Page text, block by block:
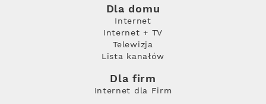
Dla domu
Internet
Internet + TV
Telewizja
Lista kanałów
Dla firm
Internet dla Firm